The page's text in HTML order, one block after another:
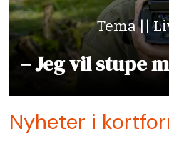
Tema ||
– Jeg vil stupe
Nyheter i